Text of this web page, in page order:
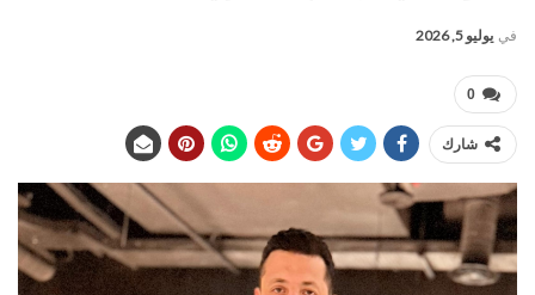
في يوليو 5, 2026
0
شارك